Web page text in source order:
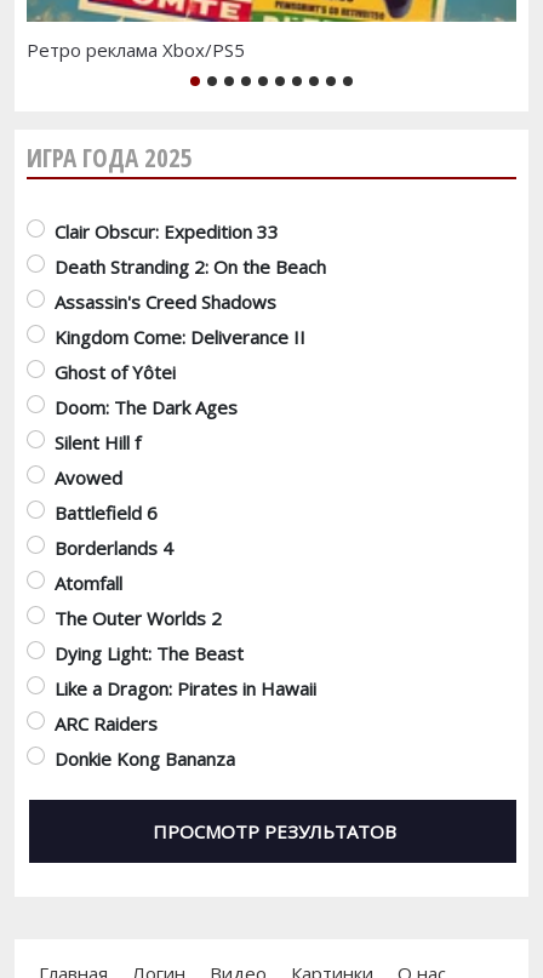
Ретро реклама Xbox/PS5
1 2 3
ИГРА ГОДА 2025
Варианты
Clair Obscur: Expedition 33
Death Stranding 2: On the Beach
Assassin's Creed Shadows
Kingdom Come: Deliverance II
Ghost of Yôtei
Doom: The Dark Ages
Silent Hill f
Avowed
Battlefield 6
Borderlands 4
Atomfall
The Outer Worlds 2
Dying Light: The Beast
Like a Dragon: Pirates in Hawaii
ARC Raiders
Donkie Kong Bananza
Главная Логин Видео Картинки О нас